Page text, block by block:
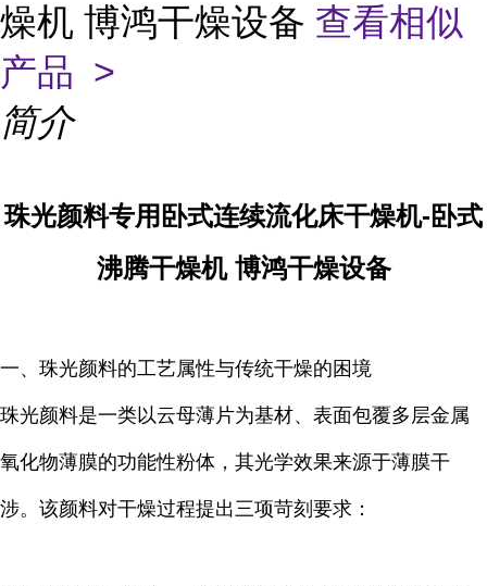
燥机 博鸿干燥设备 查看相似
产品 >
简介
珠光颜料专用卧式连续流化床干燥机-卧式
沸腾干燥机 博鸿干燥设备
一、珠光颜料的工艺属性与传统干燥的困境
珠光颜料是一类以云母薄片为基材、表面包覆多层金属
氧化物薄膜的功能性粉体，其光学效果来源于薄膜干
涉。该颜料对干燥过程提出三项苛刻要求：